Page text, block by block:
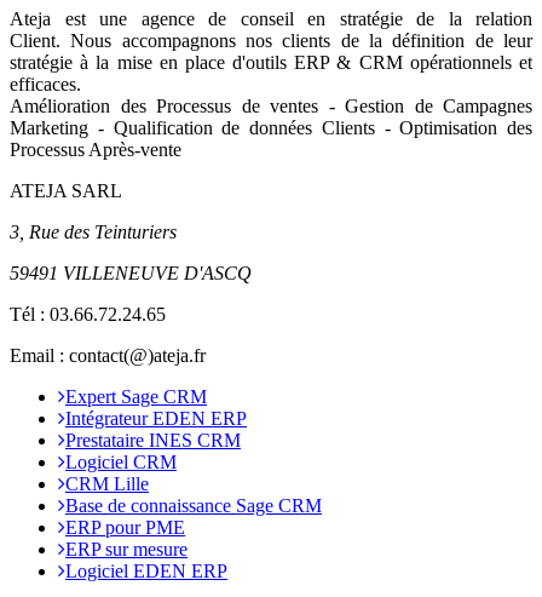
Ateja est une agence de conseil en stratégie de la relation
Client.Nous accompagnons nos clients de la définition de leur
stratégie à la mise en place d'outils ERP & CRM opérationnels et
efficaces.
Amélioration des Processus de ventes - Gestion de Campagnes
Marketing - Qualification de données Clients - Optimisation des
Processus Après-vente
ATEJA SARL
3, Rue des Teinturiers
59491 VILLENEUVE D'ASCQ
Tél : 03.66.72.24.65
Email : contact(@)ateja.fr
Expert Sage CRM
Intégrateur EDEN ERP
Prestataire INES CRM
Logiciel CRM
CRM Lille
Base de connaissance Sage CRM
ERP pour PME
ERP sur mesure
Logiciel EDEN ERP